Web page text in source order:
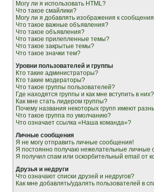
Могу ли я использовать HTML?
Что такое смайлики?
Могу ли я добавлять изображения к
Что такое важные объявления?
Что такое объявления?
Что такое прилепленные темы?
Что такое закрытые темы?
Что такое значки тем?
Уровни пользователей и группы
Кто такие администраторы?
Кто такие модераторы?
Что такое группы пользователей?
Где находятся группы и как мне вступить в них?
Как мне стать лидером группы?
Почему названия некоторых групп имеют
Что такое группа по умолчанию?
Что означает ссылка «Наша команда»?
Личные сообщения
Я не могу отправить личные сообщения!
Я постоянно получаю нежелательные личные
Я получил спам или оскорбительный email от
Друзья и недруги
Что означают списки друзей и недругов?
Как мне добавлять/удалять пользователей в